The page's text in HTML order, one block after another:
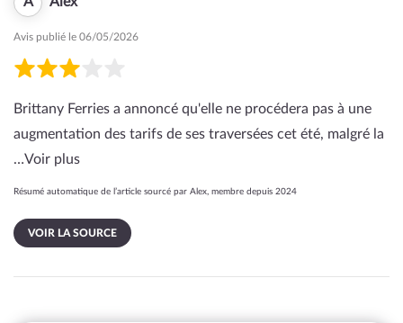
Avis publié le 06/05/2026
Brittany Ferries a annoncé qu'elle ne procédera pas à une
augmentation des tarifs de ses traversées cet été, malgré la
…Voir plus
Résumé automatique de l’article sourcé par Alex, membre depuis 2024
VOIR LA SOURCE